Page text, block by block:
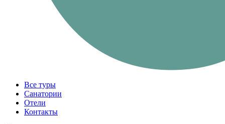
Все туры
Санатории
Отели
Контакты